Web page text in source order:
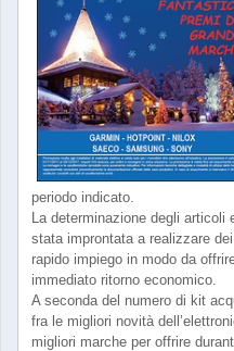
periodo indicato.
La determinazione degli
stata improntata a realizzare
rapido impiego in modo da
immediato ritorno economico.
A seconda del numero di kit
fra le migliori novità
migliori marche per offrire